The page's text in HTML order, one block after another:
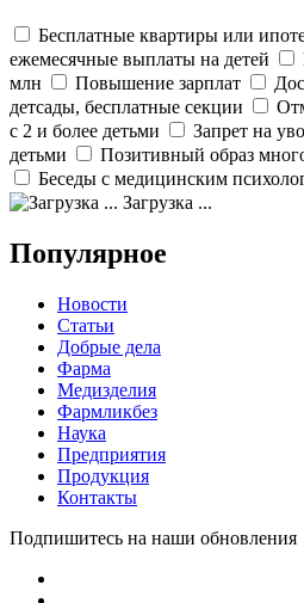
Бесплатные квартиры или
ежемесячные выплаты на детей
млн
Повышение зарплат
детсады, бесплатные секции
с 2 и более детьми
Запрет на
детьми
Позитивный образ
Беседы с медицинским
Загрузка ...
Популярное
Новости
Статьи
Добрые дела
Фарма
Медизделия
Фармликбез
Наука
Предприятия
Продукция
Контакты
Подпишитесь на наши обновления